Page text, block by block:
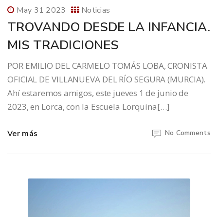
May 31 2023 Noticias
TROVANDO DESDE LA INFANCIA.
MIS TRADICIONES
POR EMILIO DEL CARMELO TOMÁS LOBA, CRONISTA
OFICIAL DE VILLANUEVA DEL RÍO SEGURA (MURCIA).
Ahí estaremos amigos, este jueves 1 de junio de
2023, en Lorca, con la Escuela Lorquina[…]
Ver más No Comments